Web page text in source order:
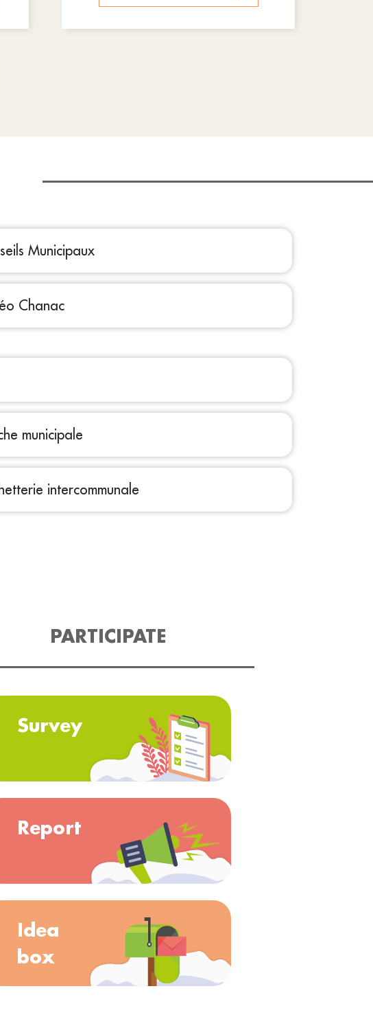
Municipaux
Chanac
municipale
intercommunale
PARTICIPATE
Survey
Report
Idea
box